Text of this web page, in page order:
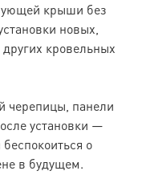
крыши без
новых,
кровельных
черепицы, панели
установки —
о
в будущем.